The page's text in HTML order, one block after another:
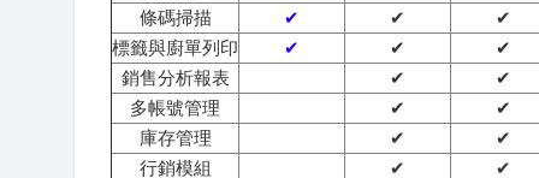
條碼掃描
✔ ✔
✔
標籤與廚單列印
✔ ✔
✔
銷售分析報表
✔
✔
多帳號管理
✔
✔
庫存管理
✔
✔
行銷模組
✔ ✔